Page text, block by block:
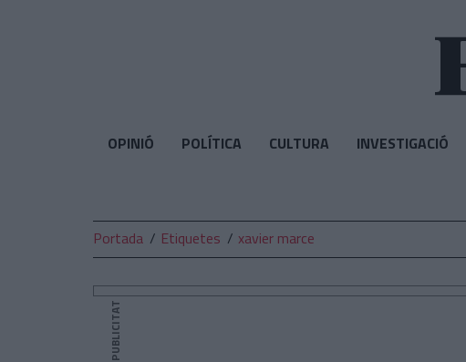
OPINIÓ POLÍTICA CULTURA INVESTIGACIÓ
Portada Etiquetes xavier marce
PUBLICITAT